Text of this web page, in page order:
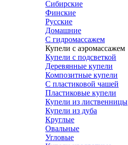
Сибирские
Финские
Русские
Домашние
С гидромассажем
Купели с аэромассажем
Купели с подсветкой
Деревянные купели
Композитные купели
С пластиковой чашей
Пластиковые купели
Купели из лиственницы
Купели из дуба
Круглые
Овальные
Угловые